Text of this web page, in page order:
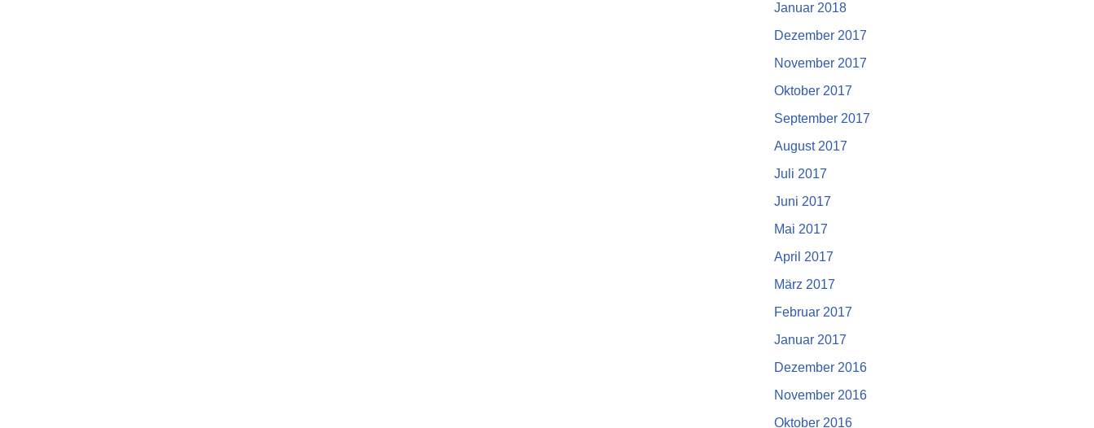
Januar 2018
Dezember 2017
November 2017
Oktober 2017
September 2017
August 2017
Juli 2017
Juni 2017
Mai 2017
April 2017
März 2017
Februar 2017
Januar 2017
Dezember 2016
November 2016
Oktober 2016